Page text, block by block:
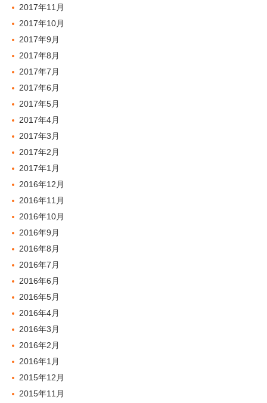
2017年11月
2017年10月
2017年9月
2017年8月
2017年7月
2017年6月
2017年5月
2017年4月
2017年3月
2017年2月
2017年1月
2016年12月
2016年11月
2016年10月
2016年9月
2016年8月
2016年7月
2016年6月
2016年5月
2016年4月
2016年3月
2016年2月
2016年1月
2015年12月
2015年11月